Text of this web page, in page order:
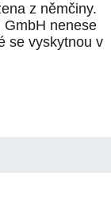
z němčiny.
GmbH nenese
se vyskytnou v